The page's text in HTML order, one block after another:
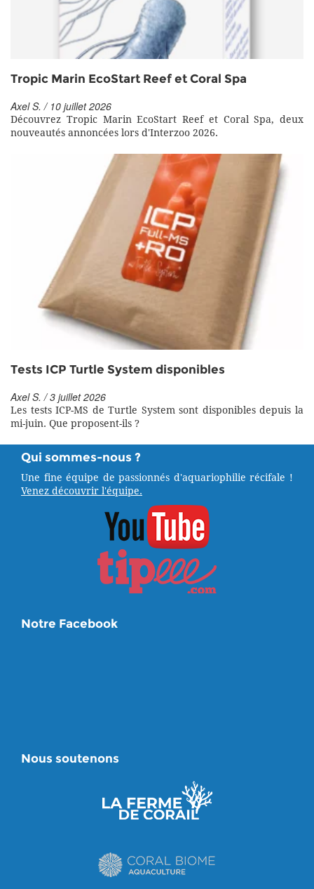
Tropic Marin EcoStart Reef et Coral Spa
Axel S. / 10 juillet 2026
Découvrez Tropic Marin EcoStart Reef et Coral Spa, deux
nouveautés annoncées lors d'Interzoo 2026.
Tests ICP Turtle System disponibles
Axel S. / 3 juillet 2026
Les tests ICP-MS de Turtle System sont disponibles depuis la
mi-juin. Que proposent-ils ?
Qui sommes-nous ?
Une fine équipe de passionnés d'aquariophilie récifale !
Venez découvrir l'équipe.
Notre Facebook
Nous soutenons